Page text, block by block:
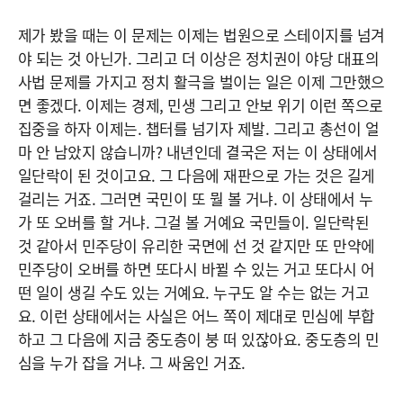
제가 봤을 때는 이 문제는 이제는 법원으로 스테이지를 넘겨
야 되는 것 아닌가. 그리고 더 이상은 정치권이 야당 대표의
사법 문제를 가지고 정치 활극을 벌이는 일은 이제 그만했으
면 좋겠다. 이제는 경제, 민생 그리고 안보 위기 이런 쪽으로
집중을 하자 이제는. 챕터를 넘기자 제발. 그리고 총선이 얼
마 안 남았지 않습니까? 내년인데 결국은 저는 이 상태에서
일단락이 된 것이고요. 그 다음에 재판으로 가는 것은 길게
걸리는 거죠. 그러면 국민이 또 뭘 볼 거냐. 이 상태에서 누
가 또 오버를 할 거냐. 그걸 볼 거예요 국민들이. 일단락된
것 같아서 민주당이 유리한 국면에 선 것 같지만 또 만약에
민주당이 오버를 하면 또다시 바뀔 수 있는 거고 또다시 어
떤 일이 생길 수도 있는 거예요. 누구도 알 수는 없는 거고
요. 이런 상태에서는 사실은 어느 쪽이 제대로 민심에 부합
하고 그 다음에 지금 중도층이 붕 떠 있잖아요. 중도층의 민
심을 누가 잡을 거냐. 그 싸움인 거죠.